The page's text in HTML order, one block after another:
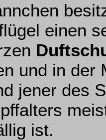
einen
und in der
jener des
ist.